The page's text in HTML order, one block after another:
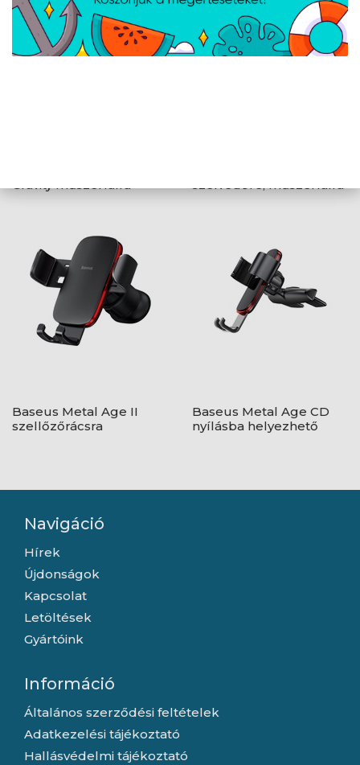
Gravity műszerfalra
szélvédőre, műszerfalra
Baseus Metal Age II
szellőzőrácsra
Baseus Metal Age CD
nyílásba helyezhető
Navigáció
Hírek
Újdonságok
Kapcsolat
Letöltések
Gyártóink
Információ
Általános szerződési feltételek
Adatkezelési tájékoztató
Hallásvédelmi tájékoztató